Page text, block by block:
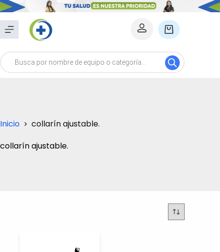
Saltar
al
contenido
Carro
compra
Inicio
collarín ajustable.
collarín ajustable.